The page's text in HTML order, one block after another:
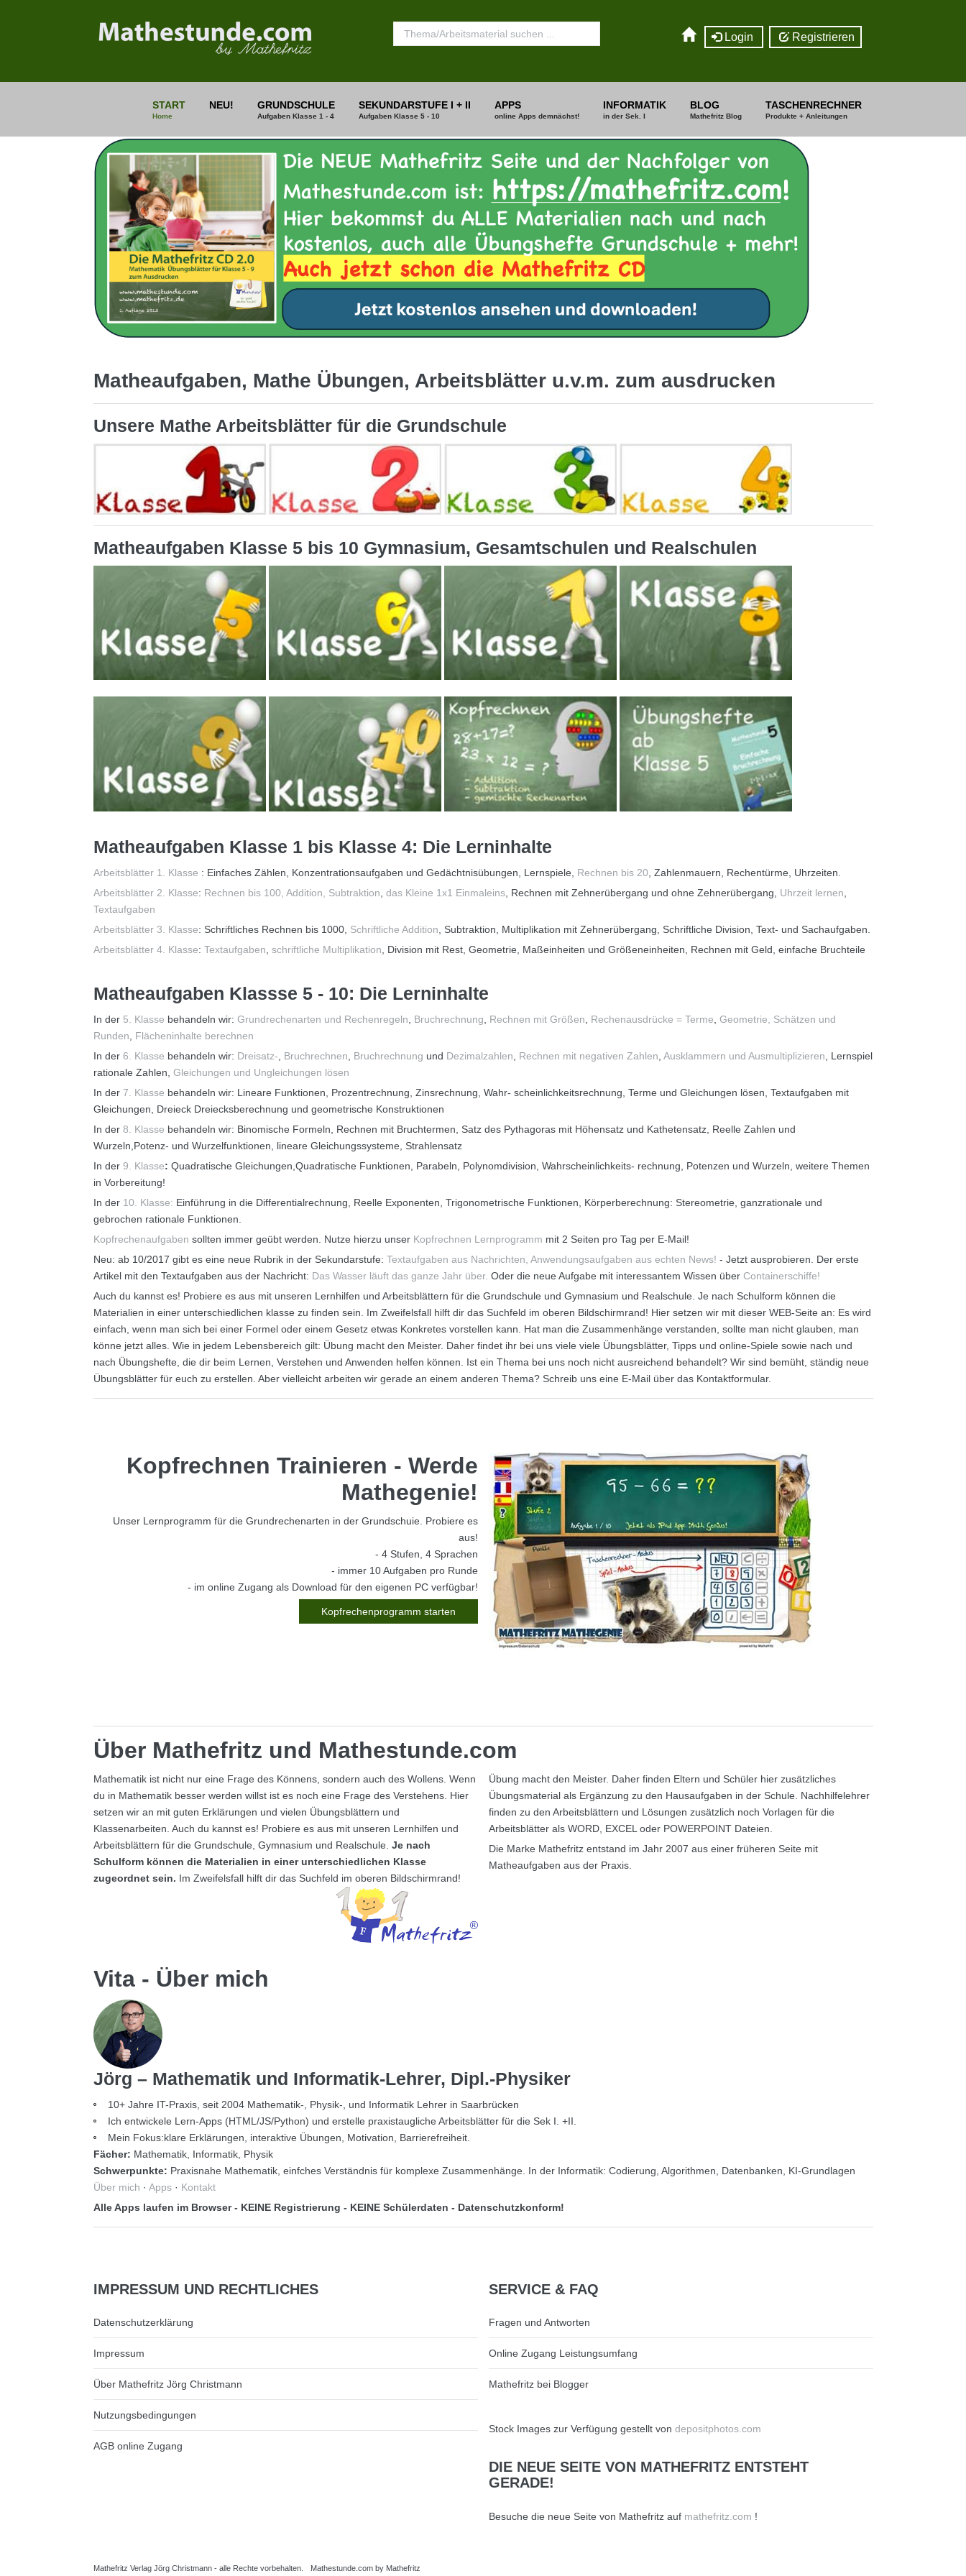
Login Registrieren
START
Home
NEU! GRUNDSCHULE
Aufgaben Klasse 1 - 4
SEKUNDARSTUFE I + II
Aufgaben Klasse 5 - 10
APPS
online Apps demnächst!
INFORMATIK
in der Sek. I
BLOG
Mathefritz Blog
TASCHENRECHNER
Produkte + Anleitungen
Matheaufgaben, Mathe Übungen, Arbeitsblätter u.v.m. zum ausdrucken
Unsere Mathe Arbeitsblätter für die Grundschule
Matheaufgaben Klasse 5 bis 10 Gymnasium, Gesamtschulen und Realschulen
Matheaufgaben Klasse 1 bis Klasse 4: Die Lerninhalte
Arbeitsblätter 1. Klasse : Einfaches Zählen, Konzentrationsaufgaben und Gedächtnisübungen, Lernspiele, Rechnen bis 20 , Zahlenmauern, Rechentürme, Uhrzeiten.
Arbeitsblätter 2. Klasse: Rechnen bis 100, Addition, Subtraktion das Kleine 1x1 Einmaleins, Rechnen mit Zehnerübergang und ohne Zehnerübergang, Uhrzeit lernen
Textaufgaben
Arbeitsblätter 3. Klasse: Schriftliches Rechnen bis 1000, Schriftliche Addition , Subtraktion, Multiplikation mit Zehnerübergang, Schriftliche Division, Text- und Sachaufgaben.
Arbeitsblätter 4. Klasse: Textaufgaben schriftliche Multiplikation , Division mit Rest, Geometrie, Maßeinheiten und Größeneinheiten, Rechnen mit Geld, einfache Bruchteile
Matheaufgaben Klassse 5 - 10: Die Lerninhalte
In der 5. Klasse behandeln wir: Grundrechenarten und Rechenregeln Bruchrechnung Rechnen mit Größen Rechenausdrücke = Terme Geometrie,
Schätzen und
Runden
Flächeninhalte berechnen
In der 6. Klasse behandeln wir: Dreisatz- Bruchrechnen Bruchrechnung und Dezimalzahlen Rechnen mit negativen Zahlen Ausklammern und Ausmultiplizieren , Lernspiel
rationale Zahlen, Gleichungen und Ungleichungen lösen
In der 7. Klasse behandeln wir: Lineare Funktionen, Prozentrechnung, Zinsrechnung, Wahr- scheinlichkeitsrechnung, Terme und Gleichungen lösen, Textaufgaben mit
Gleichungen, Dreieck Dreiecksberechnung und geometrische Konstruktionen
In der 8. Klasse behandeln wir: Binomische Formeln, Rechnen mit Bruchtermen, Satz des Pythagoras mit Höhensatz und Kathetensatz, Reelle Zahlen und
Wurzeln,Potenz- und Wurzelfunktionen, lineare Gleichungssysteme, Strahlensatz
In der 9. Klasse: Quadratische Gleichungen,Quadratische Funktionen, Parabeln, Polynomdivision, Wahrscheinlichkeits- rechnung, Potenzen und Wurzeln, weitere Themen
in Vorbereitung!
In der 10. Klasse: Einführung in die Differentialrechnung, Reelle Exponenten, Trigonometrische Funktionen, Körperberechnung: Stereometrie, ganzrationale und
gebrochen rationale Funktionen.
Kopfrechenaufgaben sollten immer geübt werden. Nutze hierzu unser Kopfrechnen Lernprogramm mit 2 Seiten pro Tag per E-Mail!
Neu: ab 10/2017 gibt es eine neue Rubrik in der Sekundarstufe: Textaufgaben aus Nachrichten, Anwendungsaufgaben aus echten News! - Jetzt ausprobieren. Der erste
Artikel mit den Textaufgaben aus der Nachricht: Das Wasser läuft das ganze Jahr über. Oder die neue Aufgabe mit interessantem Wissen über Containerschiffe!
Auch du kannst es! Probiere es aus mit unseren Lernhilfen und Arbeitsblättern für die Grundschule und Gymnasium und Realschule. Je nach Schulform können die
Materialien in einer unterschiedlichen klasse zu finden sein. Im Zweifelsfall hilft dir das Suchfeld im oberen Bildschirmrand! Hier setzen wir mit dieser WEB-Seite an: Es wird
einfach, wenn man sich bei einer Formel oder einem Gesetz etwas Konkretes vorstellen kann. Hat man die Zusammenhänge verstanden, sollte man nicht glauben, man
könne jetzt alles. Wie in jedem Lebensbereich gilt: Übung macht den Meister. Daher findet ihr bei uns viele viele Übungsblätter, Tipps und online-Spiele sowie nach und
nach Übungshefte, die dir beim Lernen, Verstehen und Anwenden helfen können. Ist ein Thema bei uns noch nicht ausreichend behandelt? Wir sind bemüht, ständig neue
Übungsblätter für euch zu erstellen. Aber vielleicht arbeiten wir gerade an einem anderen Thema? Schreib uns eine E-Mail über das Kontaktformular.
Kopfrechnen Trainieren - Werde
Mathegenie!
Unser Lernprogramm für die Grundrechenarten in der Grundschuie. Probiere es
aus!
- 4 Stufen, 4 Sprachen
- immer 10 Aufgaben pro Runde
- im online Zugang als Download für den eigenen PC verfügbar!
Kopfrechenprogramm starten
Über Mathefritz und Mathestunde.com
Mathematik ist nicht nur eine Frage des Könnens, sondern auch des Wollens. Wenn
du in Mathematik besser werden willst ist es noch eine Frage des Verstehens. Hier
setzen wir an mit guten Erklärungen und vielen Übungsblättern und
Klassenarbeiten. Auch du kannst es! Probiere es aus mit unseren Lernhilfen und
Arbeitsblättern für die Grundschule, Gymnasium und Realschule. Je nach
Schulform können die Materialien in einer unterschiedlichen Klasse
zugeordnet sein. Im Zweifelsfall hilft dir das Suchfeld im oberen Bildschirmrand!
Übung macht den Meister. Daher finden Eltern und Schüler hier zusätzliches
Übungsmaterial als Ergänzung zu den Hausaufgaben in der Schule. Nachhilfelehrer
finden zu den Arbeitsblättern und Lösungen zusätzlich noch Vorlagen für die
Arbeitsblätter als WORD, EXCEL oder POWERPOINT Dateien.
Die Marke Mathefritz entstand im Jahr 2007 aus einer früheren Seite mit
Matheaufgaben aus der Praxis.
Vita - Über mich
Jörg – Mathematik und Informatik-Lehrer, Dipl.-Physiker
10+ Jahre IT-Praxis, seit 2004 Mathematik-, Physik-, und Informatik Lehrer in Saarbrücken
Ich entwickele Lern-Apps (HTML/JS/Python) und erstelle praxistaugliche Arbeitsblätter für die Sek I. +II.
Mein Fokus:klare Erklärungen, interaktive Übungen, Motivation, Barrierefreiheit.
Fächer: Mathematik, Informatik, Physik
Schwerpunkte: Praxisnahe Mathematik, einfches Verständnis für komplexe Zusammenhänge. In der Informatik: Codierung, Algorithmen, Datenbanken, KI-Grundlagen
Über mich · Apps· Kontakt
Alle Apps laufen im Browser - KEINE Registrierung - KEINE Schülerdaten - Datenschutzkonform!
IMPRESSUM UND RECHTLICHES
Datenschutzerklärung
Impressum
Über Mathefritz Jörg Christmann
Nutzungsbedingungen
AGB online Zugang
SERVICE& FAQ
Fragen und Antworten
Online Zugang Leistungsumfang
Mathefritz bei Blogger
Stock Images zur Verfügung gestellt von depositphotos.com
DIENEUE SEITE VON MATHEFRITZ ENTSTEHT
GERADE!
Besuche die neue Seite von Mathefritz auf mathefritz.com !
Mathefritz Verlag Jörg Christmann - alle Rechte vorbehalten. Mathestunde.comby Mathefritz